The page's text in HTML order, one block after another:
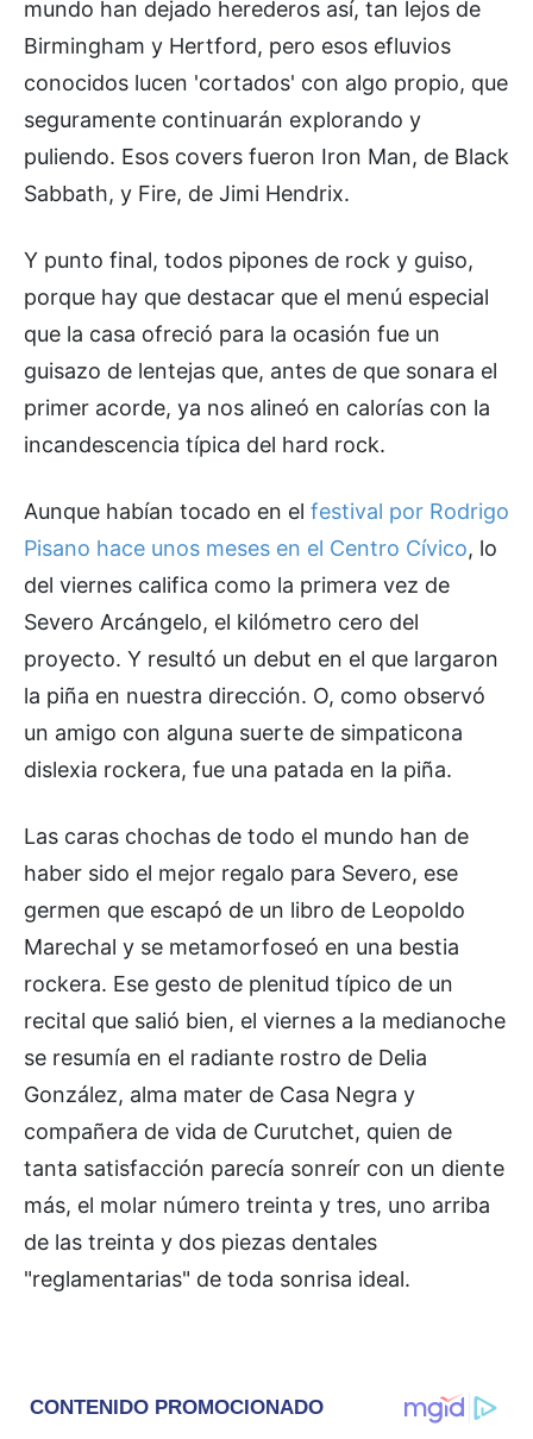
mundo han dejado herederos así, tan lejos de
Birmingham y Hertford, pero esos efluvios
conocidos lucen 'cortados' con algo propio, que
seguramente continuarán explorando y
puliendo. Esos covers fueron Iron Man, de Black
Sabbath, y Fire, de Jimi Hendrix.
Y punto final, todos pipones de rock y guiso,
porque hay que destacar que el menú especial
que la casa ofreció para la ocasión fue un
guisazo de lentejas que, antes de que sonara el
primer acorde, ya nos alineó en calorías con la
incandescencia típica del hard rock.
Aunque habían tocado en el festival por Rodrigo
Pisano hace unos meses en el Centro Cívico, lo
del viernes califica como la primera vez de
Severo Arcángelo, el kilómetro cero del
proyecto. Y resultó un debut en el que largaron
la piña en nuestra dirección. O, como observó
un amigo con alguna suerte de simpaticona
dislexia rockera, fue una patada en la piña.
Las caras chochas de todo el mundo han de
haber sido el mejor regalo para Severo, ese
germen que escapó de un libro de Leopoldo
Marechal y se metamorfoseó en una bestia
rockera. Ese gesto de plenitud típico de un
recital que salió bien, el viernes a la medianoche
se resumía en el radiante rostro de Delia
González, alma mater de Casa Negra y
compañera de vida de Curutchet, quien de
tanta satisfacción parecía sonreír con un diente
más, el molar número treinta y tres, uno arriba
de las treinta y dos piezas dentales
"reglamentarias" de toda sonrisa ideal.